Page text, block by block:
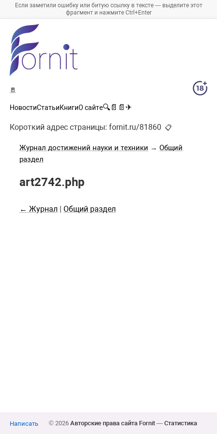
Если заметили ошибку или битую ссылку в тексте — выделите этот
фрагмент и нажмите Ctrl+Enter
🚪
НовостиСтатьиКнигиО сайте🔍 📄 📄 ✈
Короткий адрес страницы: fornit.ru/81860 📋
Журнал достижений науки и техники → Общий
раздел
art2742.php
← Журнал | Общий раздел
Написать © 2026 Авторские права сайта Fornit— Статистика